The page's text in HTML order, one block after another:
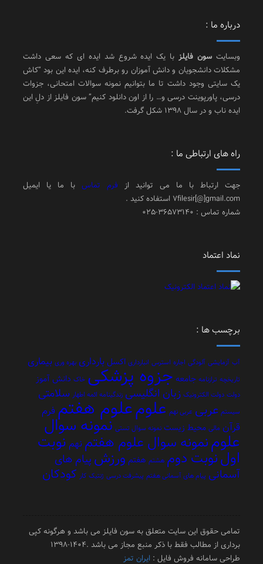
درباره ما :
وبسایت سون فایلزبا یک ایده شروع شد ایده ای که سعی داشت
مشکلات دانشجویان و دانش آموزان رو برطرف کنه، ایده این بود “کاش
یک سایتی وجود داشت تا ما بتوانیم نمونه سوالات امتحانی، جزوات
درسی، پاورپوینت درسی و… را از اون دانلود کنیم” سون فایلز از دلِ این
ایده ناب و در سال 1398 شکل گرفت.
راه های ارتباطی ما :
جهت ارتباط با ما می توانید از فرم تماس با ما یا ایمیل
7filesir[@]gmail.com استفاده کنید .
شماره تماس : 36573140-025
نماد اعتماد
برچسب ها :
آب آزمایشی آلودگی اجاره استرس انبارداری اکسلبارداری بهره وری بیماری
تاریخچه ترازنامه جامعه جزوه پزشکی خاک دانش آموز
دولت دولت الکترونیک زبان انگلیسی زندگینامه ائمه اطهار سلامتی
سیستم عربی عربی نهم علومعلوم هفتمفرم
قرآن مالی محیط زیست نمونه سوال تستی نمونه سوال
علومنمونه سوال علوم هفتمنهم نوبت
اولنوبت دوم هشتم هفتم ورزشپیام های
آسمانی پیام های آسمانی هفتم پیشرفت درسی ژنتیک کار کودکان
تمامی حقوق این سایت متعلق به سون فایلز می باشد و هرگونه کپی
برداری از مطالب فقط با ذکر منبع مجاز می باشد .1404-1398
طراحی سامانه فروش فایل : ایران تمز